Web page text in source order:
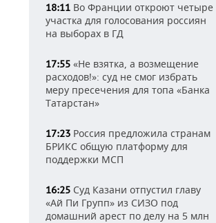
18:11 Во Франции откроют четыре
участка для голосования россиян
на выборах в ГД
17:55 «Не взятка, а возмещение
расходов!»: суд не смог избрать
меру пресечения для топа «Банка
Татарстан»
17:23 Россия предложила странам
БРИКС общую платформу для
поддержки МСП
16:25 Суд Казани отпустил главу
«Ай Пи Групп» из СИЗО под
домашний арест по делу на 5 млн